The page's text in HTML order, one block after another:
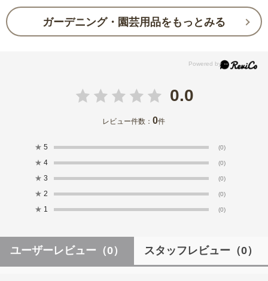
ガーデニング・園芸用品をもっとみる
0.0
レビュー件数：0件
★ 5 (0)
★ 4 (0)
★ 3 (0)
★ 2 (0)
★ 1 (0)
ユーザーレビュー （0） スタッフレビュー （0）